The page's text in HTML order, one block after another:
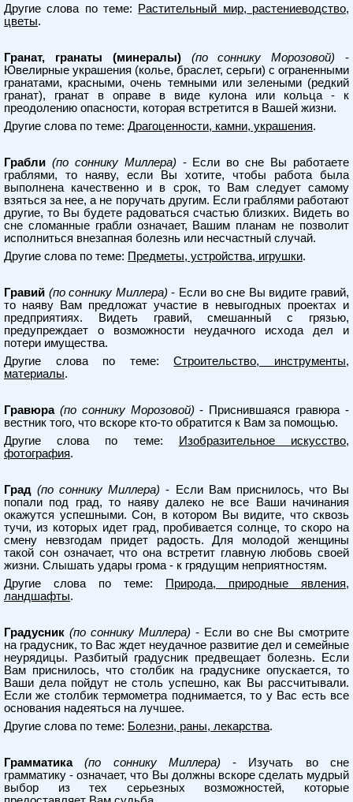
Другие слова по теме:
Растительный мир, растениеводство,
цветы.
Гранат, гранаты (минералы) (по соннику Морозовой) -
Ювелирные украшения (колье, браслет, серьги) с ограненными
гранатами, красными, очень темными или зелеными (редкий
гранат), гранат в оправе в виде кулона или кольца - к
преодолению опасности, которая встретится в Вашей жизни.
Другие слова по теме: Драгоценности, камни, украшения.
Грабли (по соннику Миллера) - Если во сне Вы работаете
граблями, то наяву, если Вы хотите, чтобы работа была
выполнена качественно и в срок, то Вам следует самому
взяться за нее, а не поручать другим. Если граблями работают
другие, то Вы будете радоваться счастью близких. Видеть во
сне сломанные грабли означает, Вашим планам не позволит
исполниться внезапная болезнь или несчастный случай.
Другие слова по теме: Предметы, устройства, игрушки.
Гравий (по соннику Миллера) - Если во сне Вы видите гравий,
то наяву Вам предложат участие в невыгодных проектах и
предприятиях. Видеть гравий, смешанный с грязью,
предупреждает о возможности неудачного исхода дел и
потери имущества.
Другие слова по теме:Строительство, инструменты,
материалы.
Гравюра (по соннику Морозовой) - Приснившаяся гравюра -
вестник того, что вскоре кто-то обратится к Вам за помощью.
Другие слова по теме:
Изобразительное искусство,
фотография.
Град (по соннику Миллера) - Если Вам приснилось, что Вы
попали под град, то наяву далеко не все Ваши начинания
окажутся успешными. Сон, в котором Вы видите, что сквозь
тучи, из которых идет град, пробивается солнце, то скоро на
смену невзгодам придет радость. Для молодой женщины
такой сон означает, что она встретит главную любовь своей
жизни. Слышать удары грома - к грядущим неприятностям.
Другие слова по теме:
Природа, природные явления,
ландшафты.
Градусник (по соннику Миллера) - Если во сне Вы смотрите
на градусник, то Вас ждет неудачное развитие дел и семейные
неурядицы. Разбитый градусник предвещает болезнь. Если
Вам приснилось, что столбик на градуснике опускается, то
Ваши дела пойдут не столь успешно, как Вы рассчитывали.
Если же столбик термометра поднимается, то у Вас есть все
основания надеяться на лучшее.
Другие слова по теме: Болезни, раны, лекарства.
Грамматика (по соннику Миллера) - Изучать во сне
грамматику - означает, что Вы должны вскоре сделать мудрый
выбор из тех серьезных возможностей, которые